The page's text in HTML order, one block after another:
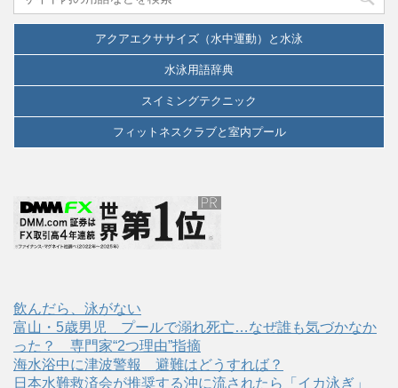
アクアエクササイズ（水中運動）と水泳
水泳用語辞典
スイミングテクニック
フィットネスクラブと室内プール
飲んだら、泳がない
富山・5歳男児 プールで溺れ死亡…なぜ誰も気づかなか
った？ 専門家“2つ理由”指摘
海水浴中に津波警報 避難はどうすれば？
日本水難救済会が推奨する沖に流されたら「イカ泳ぎ」